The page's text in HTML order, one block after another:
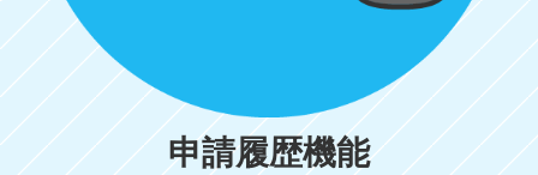
申請履歴機能